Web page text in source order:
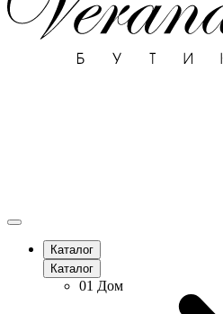
Каталог
Каталог
01 Дом